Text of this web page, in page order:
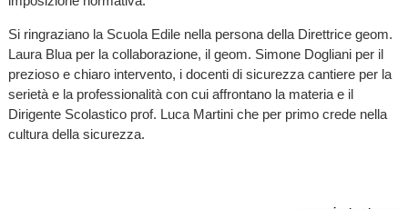
Si ringraziano la Scuola Edile nella persona della Direttrice geom.
Laura Blua per la collaborazione, il geom. Simone Dogliani per il
prezioso e chiaro intervento, i docenti di sicurezza cantiere per la
serietà e la professionalità con cui affrontano la materia e il
Dirigente Scolastico prof. Luca Martini che per primo crede nella
cultura della sicurezza.